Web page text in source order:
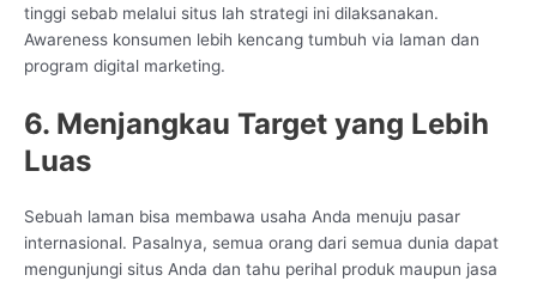
tinggi sebab melalui situs lah strategi ini dilaksanakan.
Awareness konsumen lebih kencang tumbuh via laman dan
program digital marketing.
6. Menjangkau Target yang Lebih
Luas
Sebuah laman bisa membawa usaha Anda menuju pasar
internasional. Pasalnya, semua orang dari semua dunia dapat
mengunjungi situs Anda dan tahu perihal produk maupun jasa